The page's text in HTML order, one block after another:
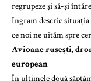
regrupeze și să-și
Ingram descrie
ce noi ne uităm spre
Avioane rusești,
european
În ultimele două